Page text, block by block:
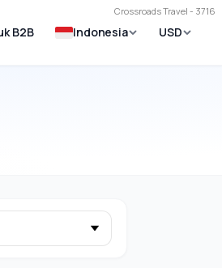
Crossroads Travel - 3716
B2B Indonesia USD